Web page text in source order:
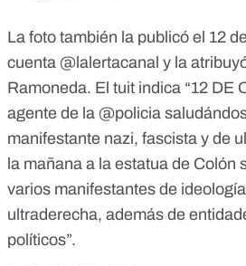
La foto también la publicó el 12
cuenta @lalertacanal y la
Ramoneda. El tuit indica “12 DE
agente de la @policia
manifestante nazi, fascista y de
la mañana a la estatua de Colón
varios manifestantes de
ultraderecha, además de
políticos”.